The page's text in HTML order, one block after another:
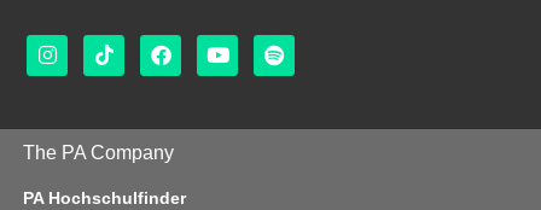
The PA Company
PA Hochschulfinder